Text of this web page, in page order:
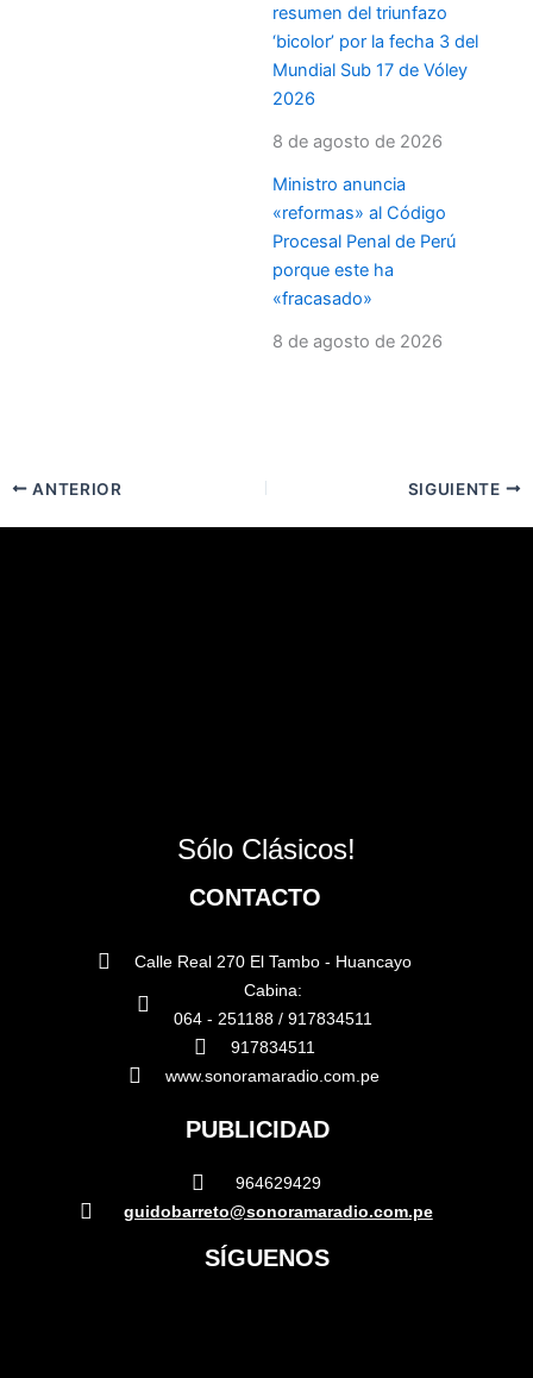
resumen del triunfazo
‘bicolor’ por la fecha 3 del
Mundial Sub 17 de Vóley
2026
8 de agosto de 2026
Ministro anuncia
«reformas» al Código
Procesal Penal de Perú
porque este ha
«fracasado»
8 de agosto de 2026
ANTERIOR SIGUIENTE
Sólo Clásicos!
CONTACTO
Calle Real 270 El Tambo - Huancayo
Cabina:
064 - 251188 / 917834511
917834511
www.sonoramaradio.com.pe
PUBLICIDAD
964629429
guidobarreto@sonoramaradio.com.pe
SÍGUENOS